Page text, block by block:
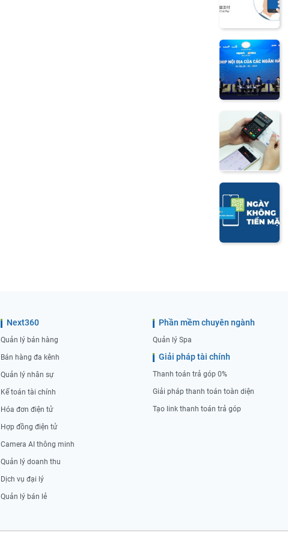
Next360
Quản lý bán hàng
Bán hàng đa kênh
Quản lý nhân sự
Kế toán tài chính
Hóa đơn điện tử
Hợp đồng điện tử
Camera AI thông minh
Quản lý doanh thu
Dịch vụ đại lý
Quản lý bán lẻ
Phần mềm chuyên ngành
Quản lý Spa
Giải pháp tài chính
Thanh toán trả góp 0%
Giải pháp thanh toán toàn diện
Tạo link thanh toán trả góp